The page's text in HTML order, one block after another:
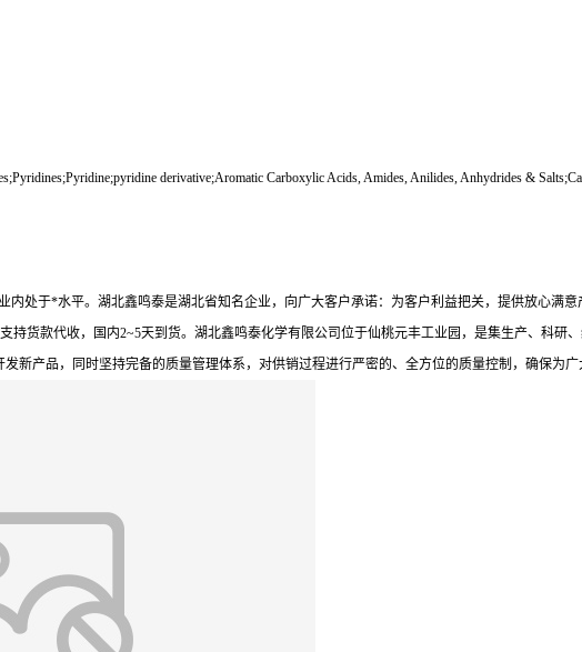
derivative;Aromatic Carboxylic Acids, Amides, Anilides, Anhydrides &
内处于*水平。湖北鑫鸣泰是湖北省知名企业，向广大客户承诺：为客户利益把关，提供放心满
持货款代收，国内2~5天到货。湖北鑫鸣泰化学有限公司位于仙桃元丰工业园，是集生产、科研
新产品，同时坚持完备的质量管理体系，对供销过程进行严密的、全方位的质量控制，确保为广